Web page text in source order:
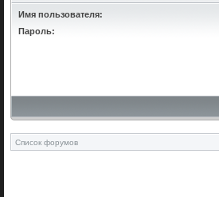
Имя пользователя:
Пароль:
Список форумов